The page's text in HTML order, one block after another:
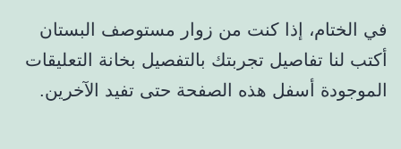
في الختام، إذا كنت من زوار مستوصف البستان
أكتب لنا تفاصيل تجربتك بالتفصيل بخانة التعليقات
الموجودة أسفل هذه الصفحة حتى تفيد الآخرين.